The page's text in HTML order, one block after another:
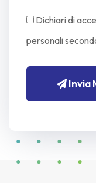
Dichiari di
personali
Invia